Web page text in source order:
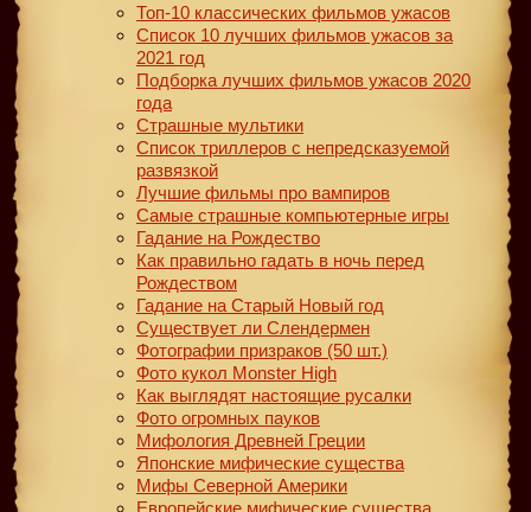
Топ-10 классических фильмов ужасов
Список 10 лучших фильмов ужасов за
2021 год
Подборка лучших фильмов ужасов 2020
года
Страшные мультики
Список триллеров с непредсказуемой
развязкой
Лучшие фильмы про вампиров
Самые страшные компьютерные игры
Гадание на Рождество
Как правильно гадать в ночь перед
Рождеством
Гадание на Старый Новый год
Существует ли Слендермен
Фотографии призраков (50 шт.)
Фото кукол Monster High
Как выглядят настоящие русалки
Фото огромных пауков
Мифология Древней Греции
Японские мифические существа
Мифы Северной Америки
Европейские мифические существа